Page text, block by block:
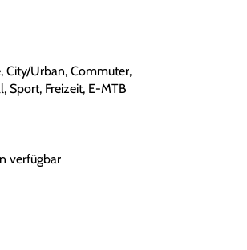
City/Urban, Commuter,
Sport, Freizeit, E-MTB
verfügbar